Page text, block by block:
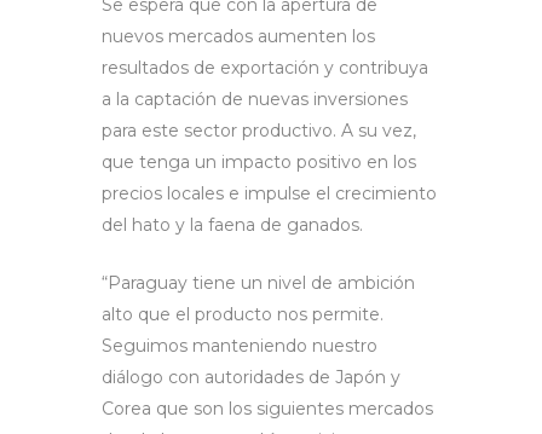
Se espera que con la apertura de
nuevos mercados aumenten los
resultados de exportación y contribuya
a la captación de nuevas inversiones
para este sector productivo. A su vez,
que tenga un impacto positivo en los
precios locales e impulse el crecimiento
del hato y la faena de ganados.
“Paraguay tiene un nivel de ambición
alto que el producto nos permite.
Seguimos manteniendo nuestro
diálogo con autoridades de Japón y
Corea que son los siguientes mercados